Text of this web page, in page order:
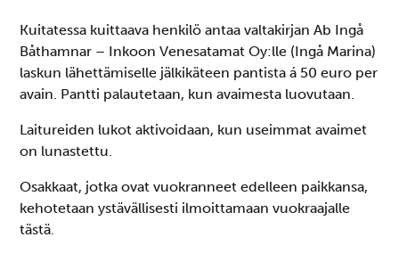
Kuitatessa kuittaava henkilö antaa valtakirjan Ab Ingå
Båthamnar – Inkoon Venesatamat Oy:lle (Ingå Marina)
laskun lähettämiselle jälkikäteen pantista á 50 euro per
avain. Pantti palautetaan, kun avaimesta luovutaan.
Laitureiden lukot aktivoidaan, kun useimmat avaimet
on lunastettu.
Osakkaat, jotka ovat vuokranneet edelleen paikkansa,
kehotetaan ystävällisesti ilmoittamaan vuokraajalle
tästä.